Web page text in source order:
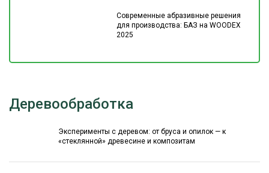
Современные абразивные решения
для производства: БАЗ на WOODEX
2025
Деревообработка
Эксперименты с деревом: от бруса и опилок — к
«стеклянной» древесине и композитам